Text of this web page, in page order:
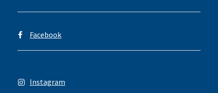
Facebook
Instagram